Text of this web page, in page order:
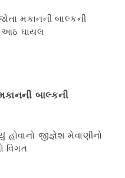
બાલ્કની